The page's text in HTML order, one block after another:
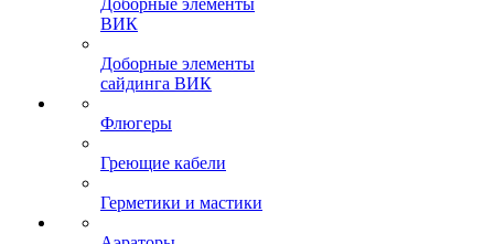
Доборные элементы
ВИК
Доборные элементы
сайдинга ВИК
Флюгеры
Греющие кабели
Герметики и мастики